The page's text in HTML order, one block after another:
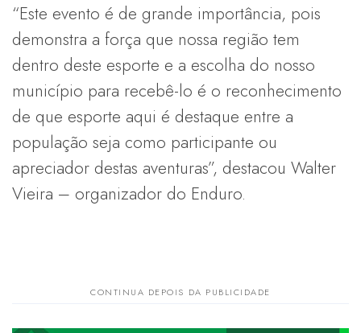
“Este evento é de grande importância, pois
demonstra a força que nossa região tem
dentro deste esporte e a escolha do nosso
município para recebê-lo é o reconhecimento
de que esporte aqui é destaque entre a
população seja como participante ou
apreciador destas aventuras”, destacou Walter
Vieira – organizador do Enduro.